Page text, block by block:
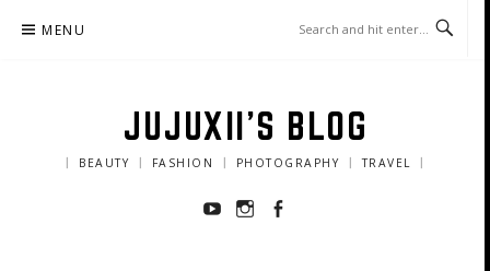
MENU
JUJUXII'S BLOG
｜ BEAUTY ｜ FASHION ｜ PHOTOGRAPHY ｜ TRAVEL ｜
YoutubeInstagram